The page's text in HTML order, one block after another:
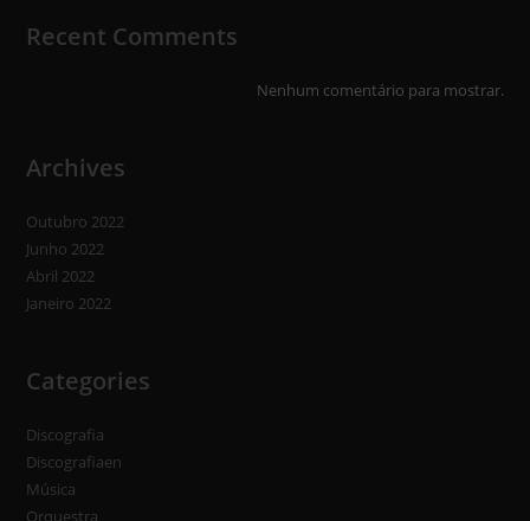
Recent Comments
Nenhum comentário para mostrar.
Archives
Outubro 2022
Junho 2022
Abril 2022
Janeiro 2022
Categories
Discografia
Discografiaen
Música
Orquestra